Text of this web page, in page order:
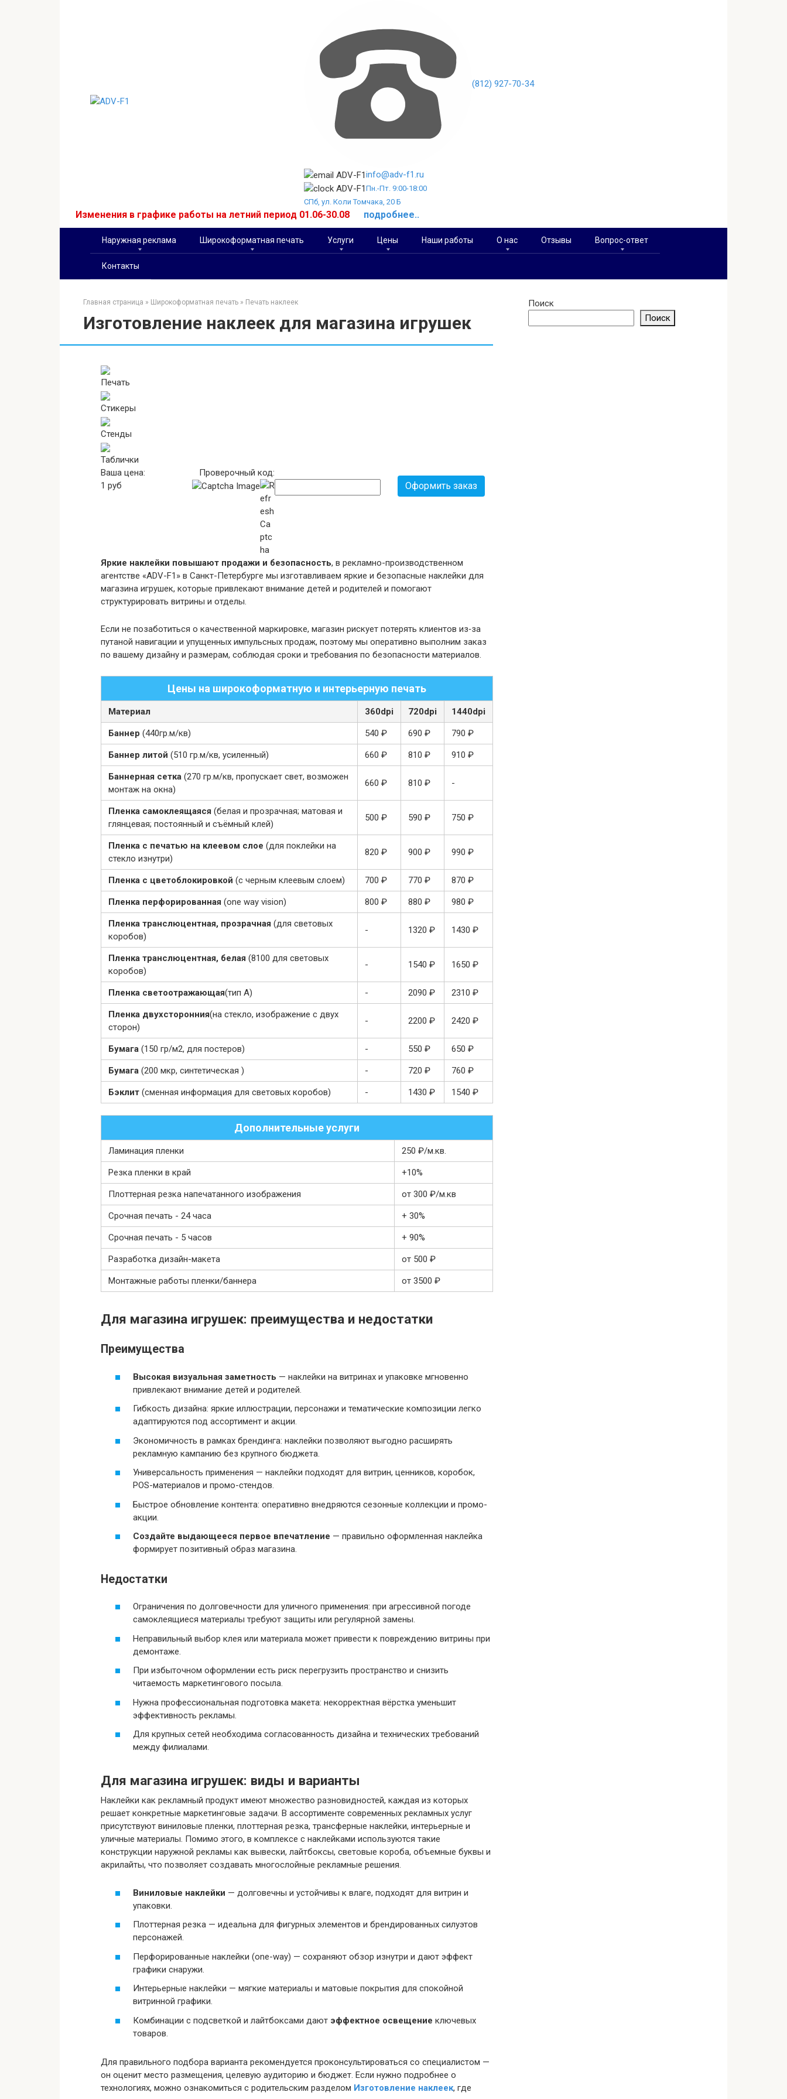
(812) 927-70-34
info@adv-f1.ru
Пн.-Пт. 9:00-18:00
СПб, ул. Коли Томчака, 20 Б
Изменения в графике работы на летний период 01.06-30.08 подробнее..
Наружная реклама Широкоформатная печать Услуги Цены Наши работы О нас Отзывы Вопрос-ответ
Контакты
Главная страница » Широкоформатная печать » Печать наклеек
Изготовление наклеек для магазина игрушек
Печать
Стикеры
Стенды
Таблички
Ваша цена:
1 руб
Проверочный код:
Оформить заказ
Яркие наклейки повышают продажи и безопасность, в рекламно-производственном
агентстве «ADV-F1» в Санкт-Петербурге мы изготавливаем яркие и безопасные наклейки для
магазина игрушек, которые привлекают внимание детей и родителей и помогают
структурировать витрины и отделы.
Если не позаботиться о качественной маркировке, магазин рискует потерять клиентов из‑за
путаной навигации и упущенных импульсных продаж, поэтому мы оперативно выполним заказ
по вашему дизайну и размерам, соблюдая сроки и требования по безопасности материалов.
Цены на широкоформатную и интерьерную печать
Материал 360dpi 720dpi 1440dpi
Баннер (440гр.м/кв) 540 ₽ 690 ₽ 790 ₽
Баннер литой (510 гр.м/кв, усиленный) 660 ₽ 810 ₽ 910 ₽
Баннерная сетка (270 гр.м/кв, пропускает свет, возможен
монтаж на окна)
660 ₽ 810 ₽ -
Пленка самоклеящаяся (белая и прозрачная; матовая и
глянцевая; постоянный и съёмный клей)
500 ₽ 590 ₽ 750 ₽
Пленка с печатью на клеевом слое (для поклейки на
стекло изнутри)
820 ₽ 900 ₽ 990 ₽
Пленка с цветоблокировкой (с черным клеевым слоем) 700 ₽ 770 ₽ 870 ₽
Пленка перфорированная (one way vision) 800 ₽ 880 ₽ 980 ₽
Пленка транслюцентная, прозрачная (для световых
коробов)
- 1320 ₽ 1430 ₽
Пленка транслюцентная, белая (8100 для световых
коробов)
- 1540 ₽ 1650 ₽
Пленка светоотражающая(тип А) - 2090 ₽ 2310 ₽
Пленка двухсторонния(на стекло, изображение с двух
сторон)
- 2200 ₽ 2420 ₽
Бумага (150 гр/м2, для постеров) - 550 ₽ 650 ₽
Бумага (200 мкр, синтетическая ) - 720 ₽ 760 ₽
Бэклит (сменная информация для световых коробов) - 1430 ₽ 1540 ₽
Дополнительные услуги
Ламинация пленки 250 ₽/м.кв.
Резка пленки в край +10%
Плоттерная резка напечатанного изображения от 300 ₽/м.кв
Срочная печать - 24 часа + 30%
Срочная печать - 5 часов + 90%
Разработка дизайн-макета от 500 ₽
Монтажные работы пленки/баннера от 3500 ₽
Для магазина игрушек: преимущества и недостатки
Преимущества
Высокая визуальная заметность — наклейки на витринах и упаковке мгновенно
привлекают внимание детей и родителей.
Гибкость дизайна: яркие иллюстрации, персонажи и тематические композиции легко
адаптируются под ассортимент и акции.
Экономичность в рамках брендинга: наклейки позволяют выгодно расширять
рекламную кампанию без крупного бюджета.
Универсальность применения — наклейки подходят для витрин, ценников, коробок,
POS-материалов и промо-стендов.
Быстрое обновление контента: оперативно внедряются сезонные коллекции и промо-
акции.
Создайте выдающееся первое впечатление — правильно оформленная наклейка
формирует позитивный образ магазина.
Недостатки
Ограничения по долговечности для уличного применения: при агрессивной погоде
самоклеящиеся материалы требуют защиты или регулярной замены.
Неправильный выбор клея или материала может привести к повреждению витрины при
демонтаже.
При избыточном оформлении есть риск перегрузить пространство и снизить
читаемость маркетингового посыла.
Нужна профессиональная подготовка макета: некорректная вёрстка уменьшит
эффективность рекламы.
Для крупных сетей необходима согласованность дизайна и технических требований
между филиалами.
Для магазина игрушек: виды и варианты
Наклейки как рекламный продукт имеют множество разновидностей, каждая из которых
решает конкретные маркетинговые задачи. В ассортименте современных рекламных услуг
присутствуют виниловые пленки, плоттерная резка, трансферные наклейки, интерьерные и
уличные материалы. Помимо этого, в комплексе с наклейками используются такие
конструкции наружной рекламы как вывески, лайтбоксы, световые короба, объемные буквы и
акрилайты, что позволяет создавать многослойные рекламные решения.
Виниловые наклейки — долговечны и устойчивы к влаге, подходят для витрин и
упаковки.
Плоттерная резка — идеальна для фигурных элементов и брендированных силуэтов
персонажей.
Перфорированные наклейки (one-way) — сохраняют обзор изнутри и дают эффект
графики снаружи.
Интерьерные наклейки — мягкие материалы и матовые покрытия для спокойной
витринной графики.
Комбинации с подсветкой и лайтбоксами дают эффектное освещение ключевых
товаров.
Для правильного подбора варианта рекомендуется проконсультироваться со специалистом —
он оценит место размещения, целевую аудиторию и бюджет. Если нужно подробнее о
технологиях, можно ознакомиться с родительским разделом Изготовление наклеек, где
Поиск
Поиск